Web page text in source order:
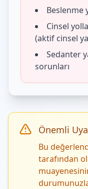
Beslenme
Cinsel
(aktif cinsel
Sedanter
sorunları
Önemli
Bu
tarafından